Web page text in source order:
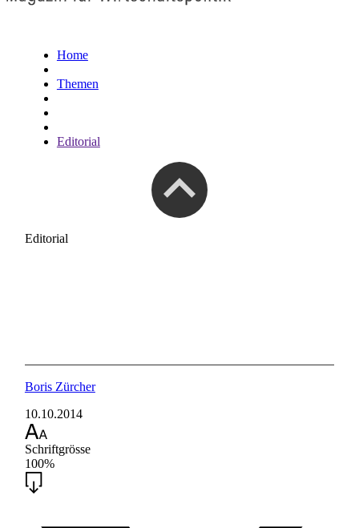
Home
Themen
Editorial
Editorial
Boris Zürcher
10.10.2014
Schriftgrösse
100%